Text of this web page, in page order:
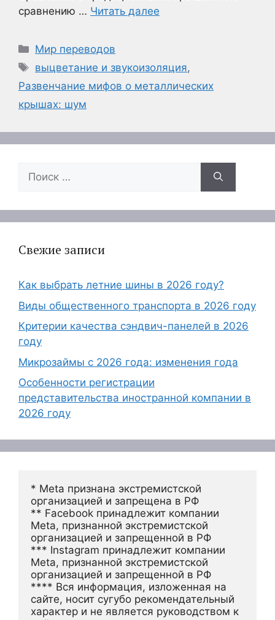
сравнению … Читать далее
Рубрики
Мир переводов
Метки
выцветание и звукоизоляция,
Развенчание мифов о металлических
крышах: шум
Поиск:
Свежие записи
Как выбрать летние шины в 2026 году?
Виды общественного транспорта в 2026 году
Критерии качества сэндвич-панелей в 2026
году
Микрозаймы с 2026 года: изменения года
Особенности регистрации
представительства иностранной компании в
2026 году
* Meta признана экстремистской
организацией и запрещена в РФ
** Facebook принадлежит компании
Meta, признанной экстремистской
организацией и запрещенной в РФ
*** Instagram принадлежит компании
Meta, признанной экстремистской
организацией и запрещенной в РФ
**** Вся информация, изложенная на
сайте, носит сугубо рекомендательный
характер и не является руководством к